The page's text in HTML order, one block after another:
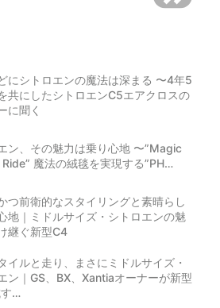
にシトロエンの魔法は深まる 〜4年5
共にしたシトロエンC5エアクロスの
に聞く
ン、その魅力は乗り心地 〜”Magic
魔法の絨毯を実現する”PH…
つ前衛的なスタイリングと素晴らし
地｜ミドルサイズ・シトロエンの魅
継ぐ新型C4
イルと走り、まさにミドルサイズ・
ン｜GS、BX、Xantiaオーナーが新型
…